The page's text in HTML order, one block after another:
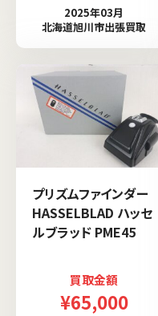
2025年03月
北海道旭川市出張買取
プリズムファインダー
HASSELBLAD ハッセ
ルブラッド PME45
買取金額
¥65,000